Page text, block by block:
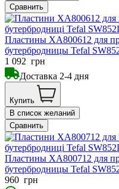
Сравнить
Пластины XA800612 для
бутербродницы Tefal
1 092 грн
Доставка 2-4 дня
Купить
В список желаний
Сравнить
Пластины XA800712 для
бутербродницы Tefal
960 грн